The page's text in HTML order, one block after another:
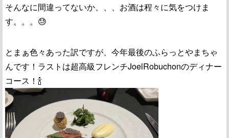
そんなに間違ってないか、、、お酒は程々に気をつけま
す。。。😓
とまぁ色々あった訳ですが、今年最後のふらっとやまちゃ
んです！ラストは超高級フレンチJoelRobuchonのディナー
コース！🍾